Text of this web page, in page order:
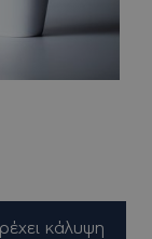
κάλυψη